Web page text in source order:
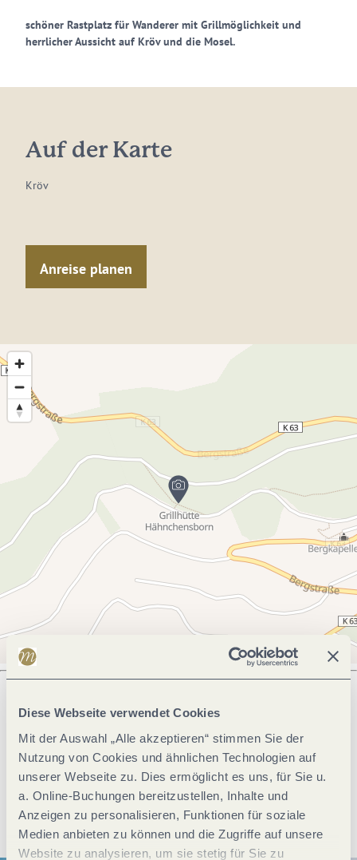
Diese Webseite verwendet Cookies
Mit der Auswahl „Alle akzeptieren“ stimmen Sie der
Nutzung von Cookies und ähnlichen Technologien auf
unserer Webseite zu. Dies ermöglicht es uns, für Sie u.
a. Online-Buchungen bereitzustellen, Inhalte und
Anzeigen zu personalisieren, Funktionen für soziale
Medien anbieten zu können und die Zugriffe auf unsere
Website zu analysieren, um sie stetig für Sie zu
schöner Rastplatz für Wanderer mit Grillmöglichkeit und
herrlicher Aussicht auf Kröv und die Mosel.
Auf der Karte
Kröv
Anreise planen
Anreise planen PDF erzeugen